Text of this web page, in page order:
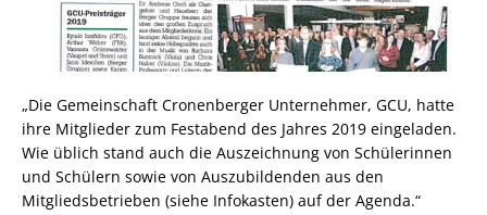
„Die Gemeinschaft Cronenberger Unternehmer, GCU, hatte
ihre Mitglieder zum Festabend des Jahres 2019 eingeladen.
Wie üblich stand auch die Auszeichnung von Schülerinnen
und Schülern sowie von Auszubildenden aus den
Mitgliedsbetrieben (siehe Infokasten) auf der Agenda.“